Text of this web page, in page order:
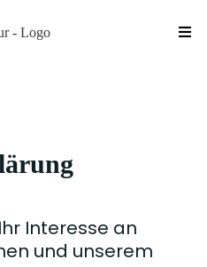
Interesse an
und unserem